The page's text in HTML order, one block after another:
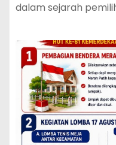
dalam sejarah